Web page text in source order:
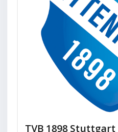
TVB 1898 Stuttgart